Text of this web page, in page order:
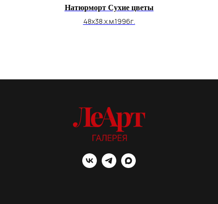
Натюрморт Сухие цветы
48х38.х.м.1996г.